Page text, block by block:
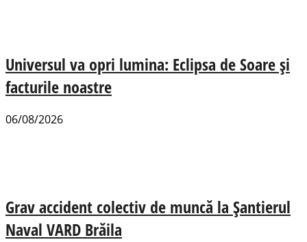
Universul va opri lumina: Eclipsa de Soare și
facturile noastre
06/08/2026
Grav accident colectiv de muncă la Șantierul
Naval VARD Brăila